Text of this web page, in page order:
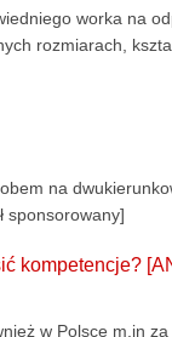
worka na
rozmiarach,
na
sponsorowany]
kompetencje?
w Polsce m.in